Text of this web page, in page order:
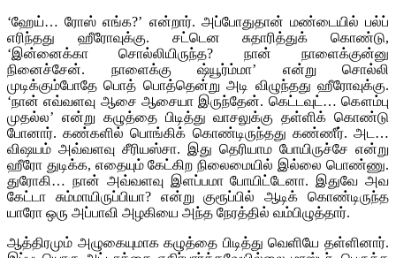
‘ஹேய்… ரோஸ் எங்க?’ என்றார். அப்போதுதான் மண்டையில் பல்ப்
எரிந்தது ஹீரோவுக்கு. சட்டென சுதாரித்துக் கொண்டு,
‘இன்னைக்கா சொல்லியிருந்த? நான் நாளைக்குன்னு
நினைச்சேன். நாளைக்கு ஷ்யூர்ம்மா’ என்று சொல்லி
முடிக்கும்போதே பொத் பொத்தென்று அடி விழுந்தது ஹீரோவுக்கு.
‘நான் எவ்வளவு ஆசை ஆசையா இருந்தேன். கெட்டவுட்… கௌம்பு
முதல்ல’ என்று கழுத்தை பிடித்து வாசலுக்கு தள்ளிக் கொண்டு
போனார். கண்களில் பொங்கிக் கொண்டிருந்தது கண்ணீர். அட…
விஷயம் அவ்வளவு சீரியஸ்சா. இது தெரியாம போயிருச்சே என்று
ஹீரோ துடிக்க, எதையும் கேட்கிற நிலைமையில் இல்லை பொண்ணு.
துரோகி… நான் அவ்வளவு இளப்பமா போயிட்டேனா. இதுவே அவ
கேட்டா சும்மாயிருப்பியா? என்று குரூப்பில் ஆடிக் கொண்டிருந்த
யாரோ ஒரு அப்பாவி அழகியை அந்த நேரத்தில் வம்பிழுத்தார்.
ஆத்திரமும் அழுகையுமாக கழுத்தை பிடித்து வெளியே தள்ளினார்.